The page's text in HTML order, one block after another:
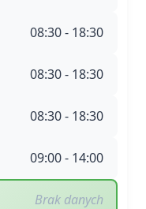
08:30 - 18:30
08:30 - 18:30
08:30 - 18:30
09:00 - 14:00
Brak danych